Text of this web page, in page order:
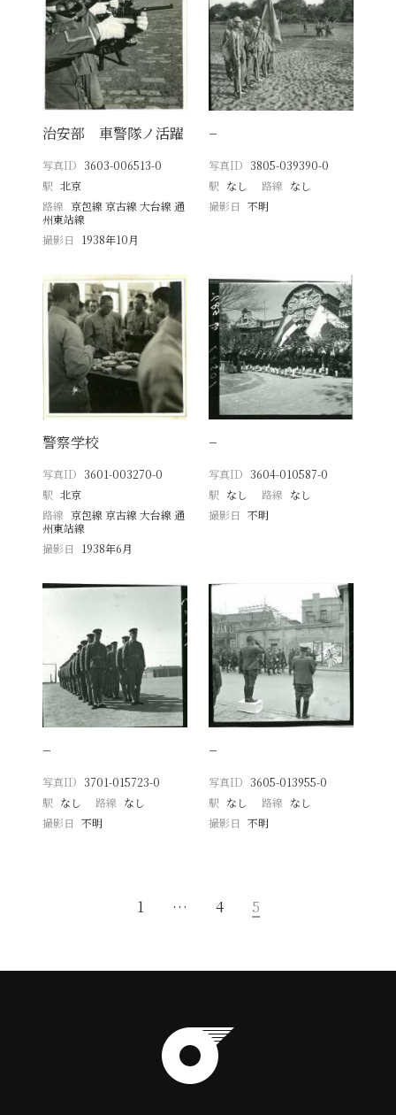
治安部 車警隊ノ活躍
写真ID 3603-006513-0
駅 北京
路線 京包線 京古線 大台線 通
州東站線
撮影日
1938年10月
−
写真ID 3805-039390-0
駅 なし 路線 なし
撮影日 不明
警察学校
写真ID 3601-003270-0
駅 北京
路線 京包線 京古線 大台線 通
州東站線
撮影日
1938年6月
−
写真ID 3604-010587-0
駅 なし 路線 なし
撮影日 不明
−
写真ID 3701-015723-0
駅 なし 路線 なし
撮影日
不明
−
写真ID 3605-013955-0
駅 なし 路線 なし
撮影日 不明
1 … 4 5